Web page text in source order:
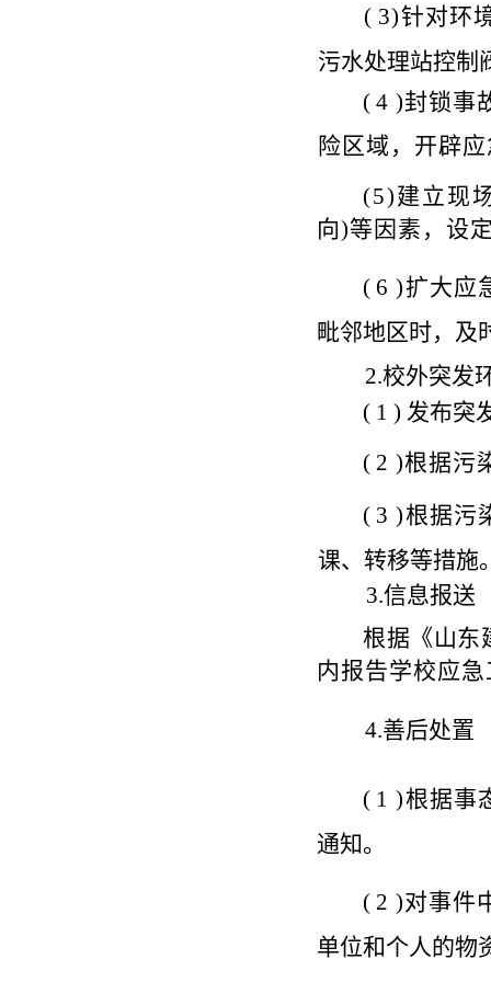
( 3)针对环
污水处理站控制
( 4 )封锁事
险区域，开辟
(5)建立现
向)等因素，设
( 6 )扩大应
毗邻地区时，及
2.校外突发
( 1 ) 发布突
( 2 )根据污
( 3 )根据污
课、转移等措施
3.信息报送
根据《山东
内报告学校应
4.善后处置
( 1 )根据事
通知。
( 2 )对事件
单位和个人的物